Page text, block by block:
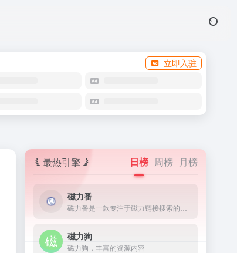
立即入驻
最热引擎 日榜 周榜 月榜
磁力番
磁力狗
磁力狗，丰富的资源内容